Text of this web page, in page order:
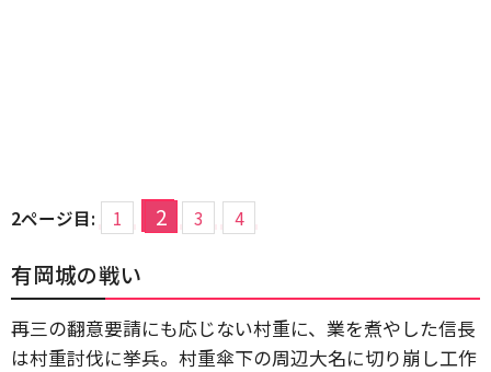
2ページ目: 1 2 3 4
有岡城の戦い
再三の翻意要請にも応じない村重に、業を煮やした信長
は村重討伐に挙兵。村重傘下の周辺大名に切り崩し工作